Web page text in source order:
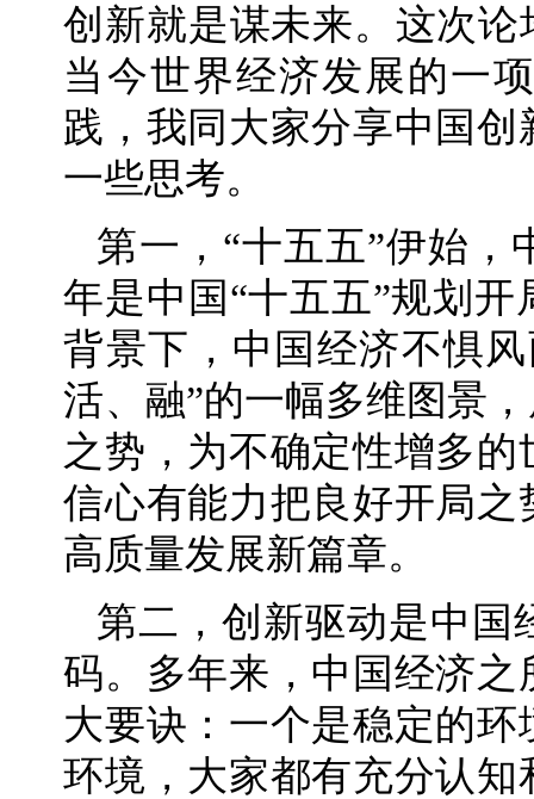
创新就是谋未来。这次
当今世界经济发展的一
践，我同大家分享中国
一些思考。
第一，“十五五”伊始，
年是中国“十五五”规划
背景下，中国经济不惧
活、融”的一幅多维图景
之势，为不确定性增多
信心有能力把良好开局
高质量发展新篇章。
第二，创新驱动是中国
码。多年来，中国经济
大要诀：一个是稳定的
环境，大家都有充分认